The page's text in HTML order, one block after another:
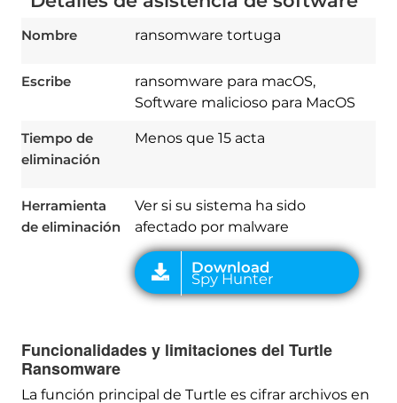
Nombre ransomware tortuga
Escribe
ransomware para macOS,
Software malicioso para MacOS
Tiempo de
eliminación
Menos que 15 acta
Herramienta
de eliminación
Ver si su sistema ha sido
afectado por malware
Download
Spy Hunter
Funcionalidades y limitaciones del Turtle
Ransomware
La función principal de Turtle es cifrar archivos en